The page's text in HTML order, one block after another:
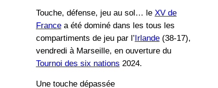
Touche, défense, jeu au sol… le XV de
Francea été dominé dans les tous les
compartiments de jeu par l’Irlande(38-17),
vendredi à Marseille, en ouverture du
Tournoi des six nations 2024.
Une touche dépassée